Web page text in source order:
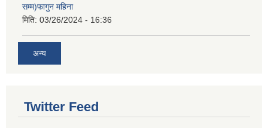
सम्म)फागुन महिना
मिति: 03/26/2024 - 16:36
अन्य
Twitter Feed